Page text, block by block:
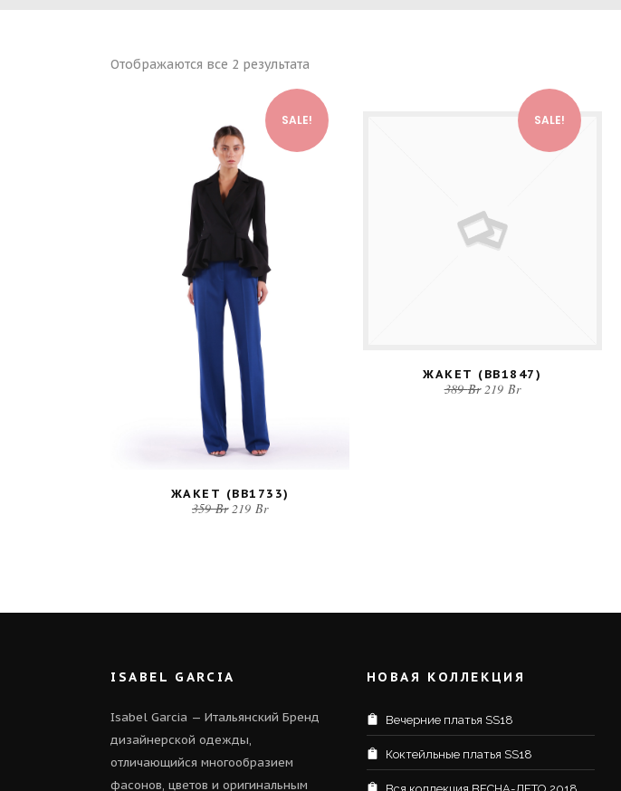
Отображаются все 2 результата
SALE!
ЖАКЕТ (BB1733)
359Br 219 Br
SALE!
ЖАКЕТ (BB1847)
389Br 219 Br
ISABEL GARCIA
Isabel Garcia — Итальянский Бренд
дизайнерской одежды,
отличающийся многообразием
фасонов, цветов и оригинальным
НОВАЯ КОЛЛЕКЦИЯ
Вечерние платья SS18
Коктейльные платья SS18